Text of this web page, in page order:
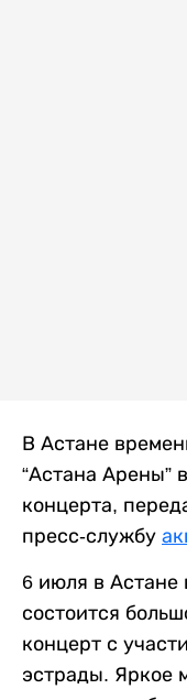
В Астане
“Астана Арены”
концерта,
пресс-службу
6 июля в Астане
состоится
концерт с
эстрады. Яркое